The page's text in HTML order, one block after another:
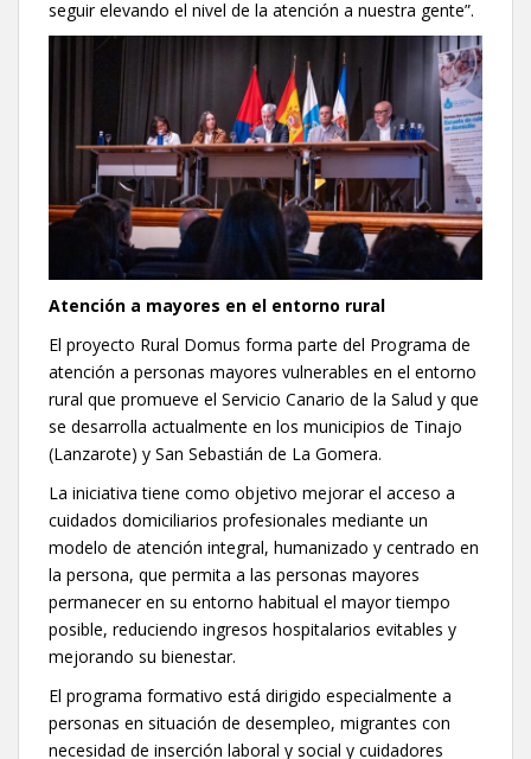
seguir elevando el nivel de la atención a nuestra gente”.
Atención a mayores en el entorno rural
El proyecto Rural Domus forma parte del Programa de
atención a personas mayores vulnerables en el entorno
rural que promueve el Servicio Canario de la Salud y que
se desarrolla actualmente en los municipios de Tinajo
(Lanzarote) y San Sebastián de La Gomera.
La iniciativa tiene como objetivo mejorar el acceso a
cuidados domiciliarios profesionales mediante un
modelo de atención integral, humanizado y centrado en
la persona, que permita a las personas mayores
permanecer en su entorno habitual el mayor tiempo
posible, reduciendo ingresos hospitalarios evitables y
mejorando su bienestar.
El programa formativo está dirigido especialmente a
personas en situación de desempleo, migrantes con
necesidad de inserción laboral y social y cuidadores